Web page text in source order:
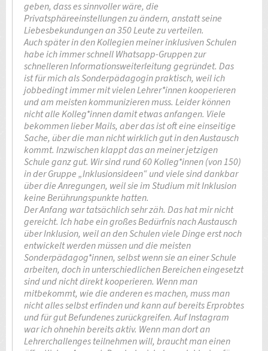
geben, dass es sinnvoller wäre, die
Privatsphäreeinstellungen zu ändern, anstatt seine
Liebesbekundungen an 350 Leute zu verteilen.
Auch später in den Kollegien meiner inklusiven Schulen
habe ich immer schnell Whatsapp-Gruppen zur
schnelleren Informationsweiterleitung gegründet. Das
ist für mich als Sonderpädagogin praktisch, weil ich
jobbedingt immer mit vielen Lehrer*innen kooperieren
und am meisten kommunizieren muss. Leider können
nicht alle Kolleg*innen damit etwas anfangen. Viele
bekommen lieber Mails, aber das ist oft eine einseitige
Sache, über die man nicht wirklich gut in den Austausch
kommt. Inzwischen klappt das an meiner jetzigen
Schule ganz gut. Wir sind rund 60 Kolleg*innen (von 150)
in der Gruppe „Inklusionsideen“ und viele sind dankbar
über die Anregungen, weil sie im Studium mit Inklusion
keine Berührungspunkte hatten.
Der Anfang war tatsächlich sehr zäh. Das hat mir nicht
gereicht. Ich habe ein großes Bedürfnis nach Austausch
über Inklusion, weil an den Schulen viele Dinge erst noch
entwickelt werden müssen und die meisten
Sonderpädagog*innen, selbst wenn sie an einer Schule
arbeiten, doch in unterschiedlichen Bereichen eingesetzt
sind und nicht direkt kooperieren. Wenn man
mitbekommt, wie die anderen es machen, muss man
nicht alles selbst erfinden und kann auf bereits Erprobtes
und für gut Befundenes zurückgreifen. Auf Instagram
war ich ohnehin bereits aktiv. Wenn man dort an
Lehrerchallenges teilnehmen will, braucht man einen